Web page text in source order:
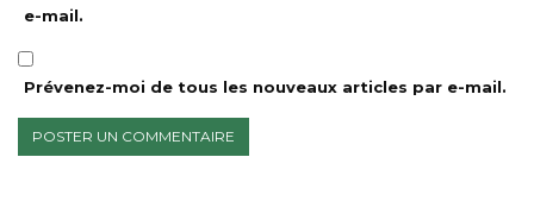
e-mail.
Prévenez-moi de tous les nouveaux articles par e-mail.